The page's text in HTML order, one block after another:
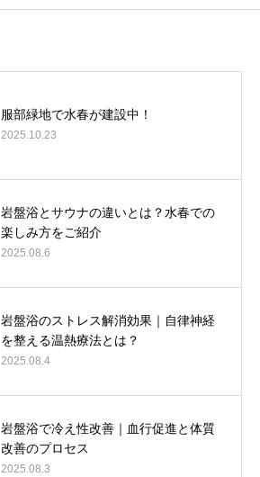
服部緑地で水春が建設中！
2025.10.23
岩盤浴とサウナの違いとは？水春での
楽しみ方をご紹介
2025.08.6
岩盤浴のストレス解消効果｜自律神経
を整える温熱療法とは？
2025.08.4
岩盤浴で冷え性改善｜血行促進と体質
改善のプロセス
2025.08.3